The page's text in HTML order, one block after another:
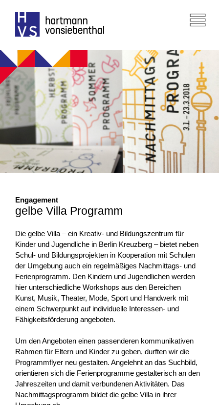
Engagement
gelbe Villa Programm
Die gelbe Villa – ein Kreativ- und Bildungszentrum für
Kinder und Jugendliche in Berlin Kreuzberg – bietet neben
Schul- und Bildungsprojekten in Kooperation mit Schulen
der Umgebung auch ein regelmäßiges Nachmittags- und
Ferienprogramm. Den Kindern und Jugendlichen werden
hier unterschiedliche Workshops aus den Bereichen
Kunst, Musik, Theater, Mode, Sport und Handwerk mit
einem Schwerpunkt auf individuelle Interessen- und
Fähigkeitsförderung angeboten.
Um den Angeboten einen passenderen kommunikativen
Rahmen für Eltern und Kinder zu geben, durften wir die
Programmflyer neu gestalten. Angelehnt an das Suchbild,
orientieren sich die Ferienprogramme gestalterisch an den
Jahreszeiten und damit verbundenen Aktivitäten. Das
Nachmittagsprogramm bildet die gelbe Villa in ihrer